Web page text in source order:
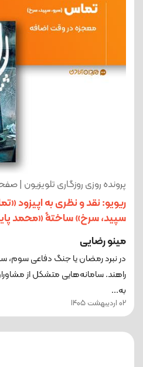
پرونده روزی روزگاری تلویزیون |
ریویو: نقد و نظری به اپیزود
سپید، سرخ» ساختۀ «محمد
مینو رضایی
در نبرد رمضان یا جنگ دفاعی سوم،
راهند. سامانه‌هایی متشکل از
به...
02 اردیبهشت 1405